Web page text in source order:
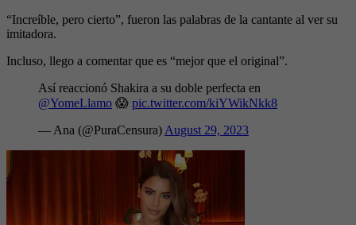
“Increíble, pero cierto”, fueron las palabras de la cantante al ver su
imitadora.
Incluso, llego a comentar que es “mejor que el original”.
Así reaccionó Shakira a su doble perfecta en
@YomeLlamo 😱 pic.twitter.com/kiYWikNkk8
— Ana (@PuraCensura) August 29, 2023